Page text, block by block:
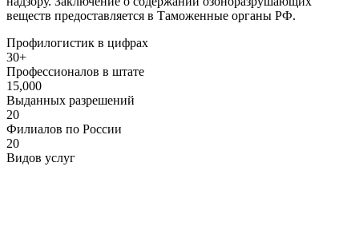
веществ предоставляется в Таможенные органы РФ.
Профилогистик в цифрах
30+
Профессионалов в штате
15,000
Выданных разрешений
20
Филиалов по России
20
Видов услуг